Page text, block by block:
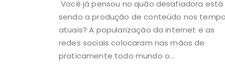
Você já pensou no quão desafiadora está
sendo a produção de conteúdo nos
atuais? A popularização da internet e as
redes sociais colocaram nas mãos de
praticamente todo mundo o...